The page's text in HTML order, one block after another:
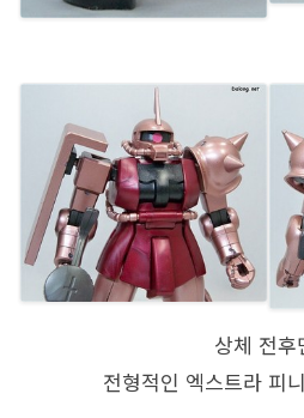
상체 전후
전형적인 엑스트라 피